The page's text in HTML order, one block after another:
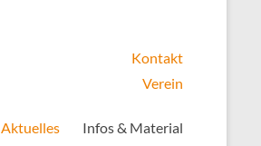
Kontakt
Verein
Aktuelles Infos & Material